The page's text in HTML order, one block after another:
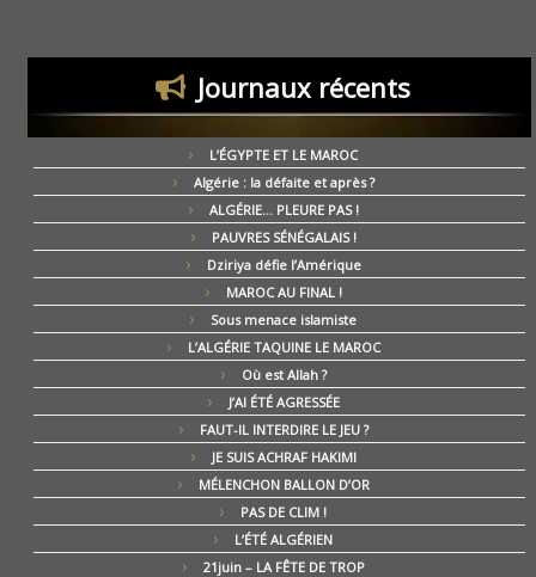
Journaux récents
L’ÉGYPTE ET LE MAROC
Algérie : la défaite et après ?
ALGÉRIE… PLEURE PAS !
PAUVRES SÉNÉGALAIS !
Dziriya défie l’Amérique
MAROC AU FINAL !
Sous menace islamiste
L’ALGÉRIE TAQUINE LE MAROC
Où est Allah ?
J’AI ÉTÉ AGRESSÉE
FAUT-IL INTERDIRE LE JEU ?
JE SUIS ACHRAF HAKIMI
MÉLENCHON BALLON D’OR
PAS DE CLIM !
L’ÉTÉ ALGÉRIEN
21juin – LA FÊTE DE TROP